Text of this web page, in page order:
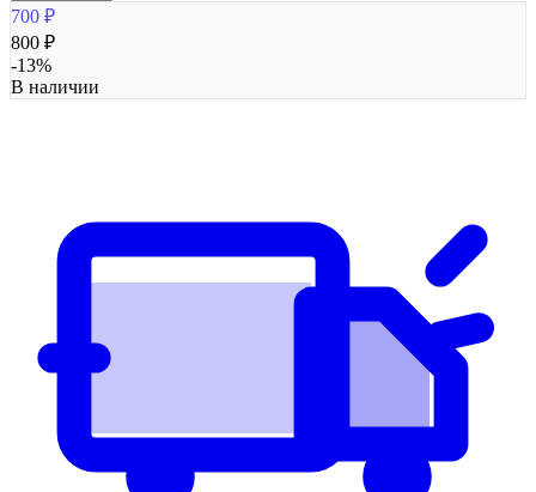
700 ₽
800 ₽
-13%
В наличии